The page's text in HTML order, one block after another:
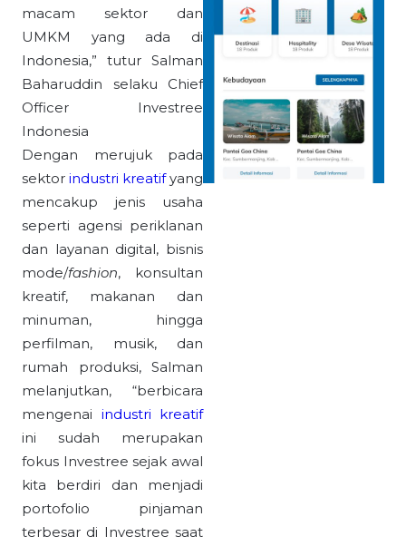
macam sektor dan
UMKM yang ada di
Indonesia,” tutur Salman
Baharuddin selaku Chief
Officer Investree
Indonesia
Dengan merujuk pada
sektor industri kreatifyang
mencakup jenis usaha
seperti agensi periklanan
dan layanan digital, bisnis
mode/fashion, konsultan
kreatif, makanan dan
minuman, hingga
perfilman, musik, dan
rumah produksi, Salman
melanjutkan, “berbicara
mengenai industri kreatif
ini sudah merupakan
fokus Investree sejak awal
kita berdiri dan menjadi
portofolio pinjaman
terbesar di Investree saat